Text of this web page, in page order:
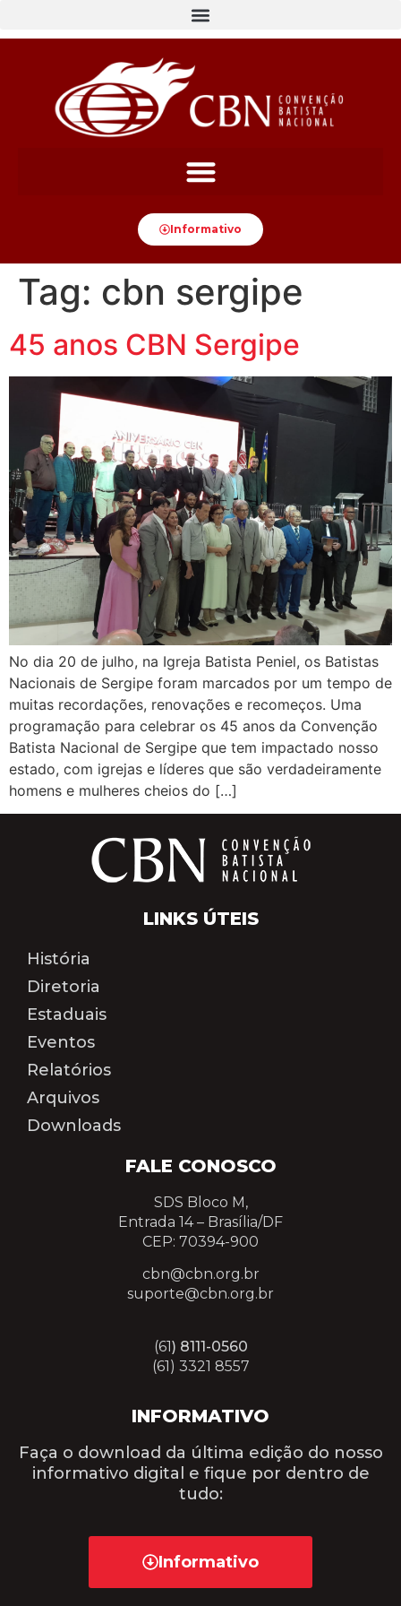
Informativo
Tag: cbn sergipe
45 anos CBN Sergipe
No dia 20 de julho, na Igreja Batista Peniel, os Batistas
Nacionais de Sergipe foram marcados por um tempo de
muitas recordações, renovações e recomeços. Uma
programação para celebrar os 45 anos da Convenção
Batista Nacional de Sergipe que tem impactado nosso
estado, com igrejas e líderes que são verdadeiramente
homens e mulheres cheios do […]
INFORMATIVO
Faça o download da última edição do nosso
informativo digital e fique por dentro de
tudo:
Informativo
FALE CONOSCO
SDS Bloco M,
Entrada 14 – Brasília/DF
CEP: 70394-900
cbn@cbn.org.br
suporte@cbn.org.br
(61) 8111-0560
(61) 3321 8557
LINKS ÚTEIS
História
Diretoria
Estaduais
Eventos
Relatórios
Arquivos
Downloads